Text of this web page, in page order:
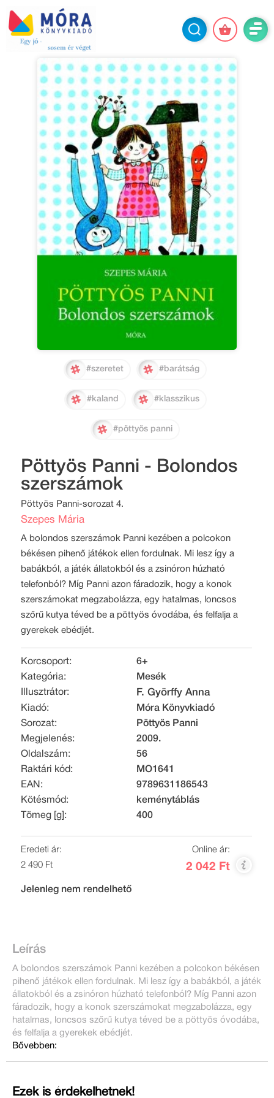
#szeretet #barátság
#kaland #klasszikus
#pöttyös panni
Pöttyös Panni - Bolondos
szerszámok
Pöttyös Panni-sorozat 4.
Szepes Mária
A bolondos szerszámok Panni kezében a polcokon
békésen pihenő játékok ellen fordulnak. Mi lesz így a
babákból, a játék állatokból és a zsinóron húzható
telefonból? Míg Panni azon fáradozik, hogy a konok
szerszámokat megzabolázza, egy hatalmas, loncsos
szőrű kutya téved be a pöttyös óvodába, és felfalja a
gyerekek ebédjét.
Korcsoport:
6+
Kategória:
Mesék
Illusztrátor:
F. Györffy Anna
Kiadó:
Móra Könyvkiadó
Sorozat:
Pöttyös Panni
Megjelenés:
2009.
Oldalszám:
56
Raktári kód:
MO1641
EAN:
9789631186543
Kötésmód:
keménytáblás
Tömeg [g]:
400
Eredeti ár:
2 490 Ft
Online ár:
2 042 Ft
Jelenleg nem rendelhető
Leírás
A bolondos szerszámok Panni kezében a polcokon békésen
pihenő játékok ellen fordulnak. Mi lesz így a babákból, a játék
állatokból és a zsinóron húzható telefonból? Míg Panni azon
fáradozik, hogy a konok szerszámokat megzabolázza, egy
hatalmas, loncsos szőrű kutya téved be a pöttyös óvodába,
és felfalja a gyerekek ebédjét.
Bővebben:
Ezek is érdekelhetnek!